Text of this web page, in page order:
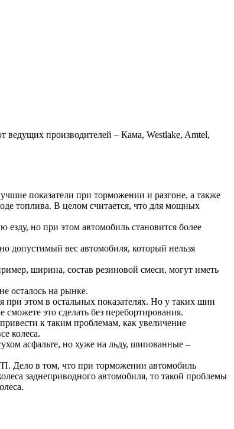
производителей – Кама, Westlake, Amtel,
показатели при торможении и разгоне, а также
топлива. В целом считается, что для мощных
но при этом автомобиль становится более
допустимый вес автомобиля, который нельзя
ширина, состав резиновой смеси, могут иметь
осталось на рынке.
при этом в остальных показателях. Но у таких шин
это сделать без перебортирования.
к таким проблемам, как увеличение
колеса.
асфальте, но хуже на льду, шипованные –
Дело в том, что при торможении автомобиль
заднеприводного автомобиля, то такой проблемы